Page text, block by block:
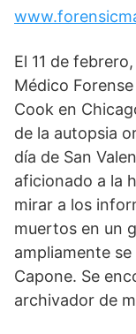
t
p
e
r
)
El 11 de
Médico
Cook en
de la autopsia
día de San
aficionado a la
mirar a los
muertos en un
ampliamente
Capone. Se
archivador de